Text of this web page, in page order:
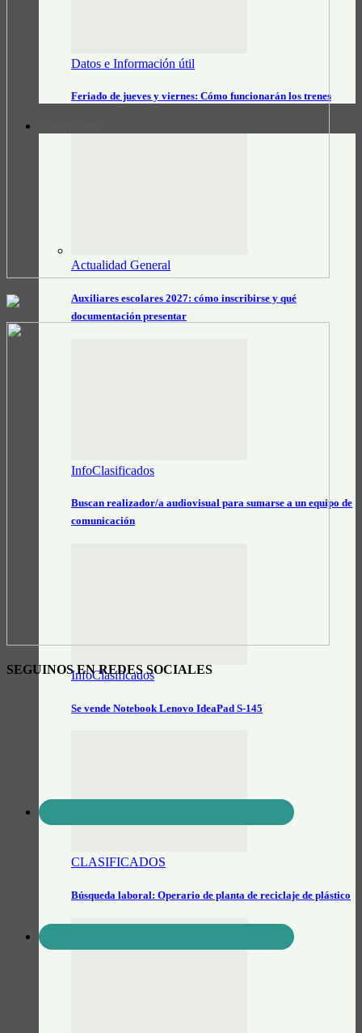
Datos e Información útil
Feriado de jueves y viernes: Cómo funcionarán los trenes
Actualidad General
Auxiliares escolares 2027: cómo inscribirse y qué
documentación presentar
InfoClasificados
Buscan realizador/a audiovisual para sumarse a un equipo de
comunicación
InfoClasificados
Se vende Notebook Lenovo IdeaPad S-145
CLASIFICADOS
Búsqueda laboral: Operario de planta de reciclaje de plástico
SEGUINOS EN REDES SOCIALES